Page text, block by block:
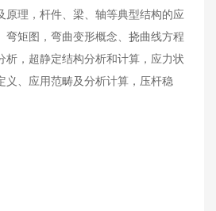
原理，杆件、梁、轴等典型结构的应
弯矩图，弯曲变形概念、挠曲线方程
析，超静定结构分析和计算，应力状
义、应用范畴及分析计算，压杆稳